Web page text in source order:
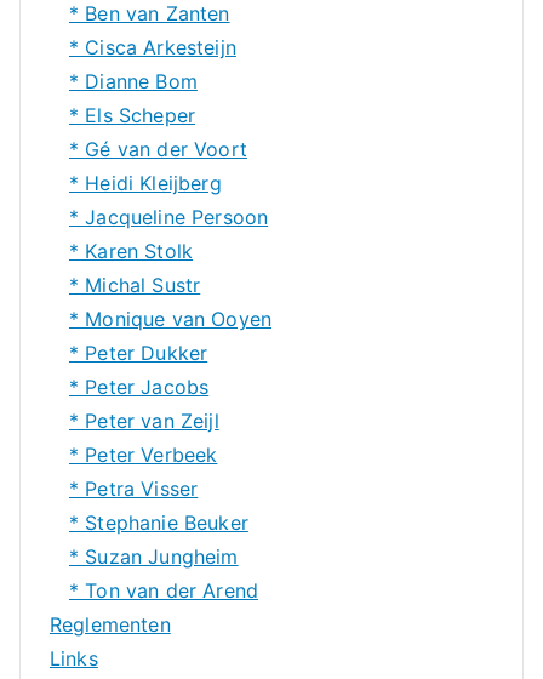
* Ben van Zanten
* Cisca Arkesteijn
* Dianne Bom
* Els Scheper
* Gé van der Voort
* Heidi Kleijberg
* Jacqueline Persoon
* Karen Stolk
* Michal Sustr
* Monique van Ooyen
* Peter Dukker
* Peter Jacobs
* Peter van Zeijl
* Peter Verbeek
* Petra Visser
* Stephanie Beuker
* Suzan Jungheim
* Ton van der Arend
Reglementen
Links